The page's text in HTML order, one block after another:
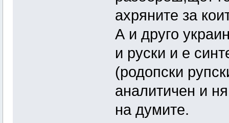
ахряните за
А и друго
и руски и е
(родопски
аналитичен и
на думите.